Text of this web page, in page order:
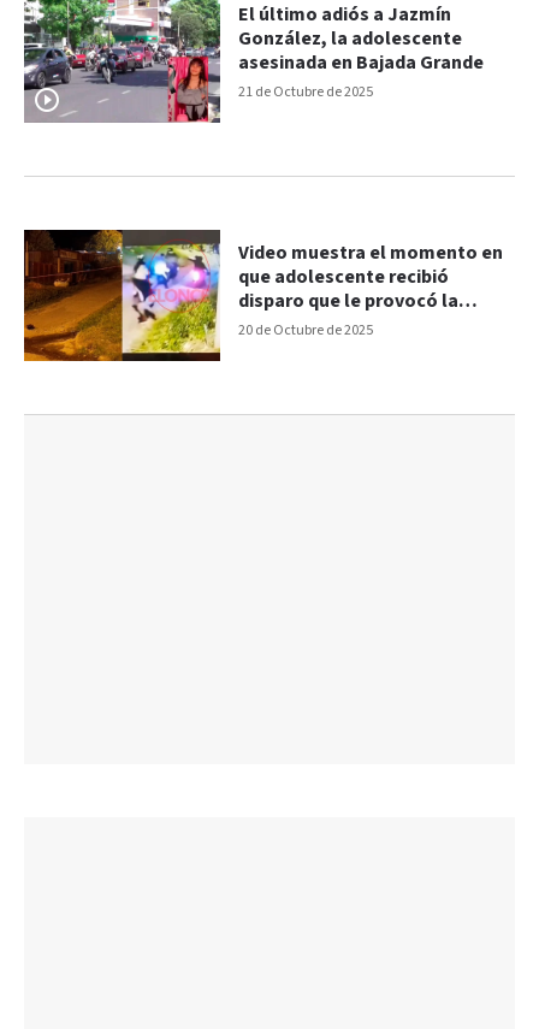
21 de Octubre de 2025
El último adiós a Jazmín
González, la adolescente
asesinada en Bajada Grande
20 de Octubre de 2025
Video muestra el momento en
que adolescente recibió
disparo que le provocó la
muerte